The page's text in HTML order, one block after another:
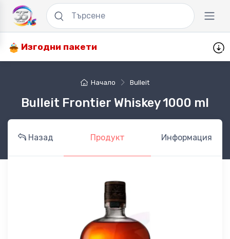
Изгодни пакети
Начало Bulleit
Bulleit Frontier Whiskey 1000 ml
Назад Продукт Информация